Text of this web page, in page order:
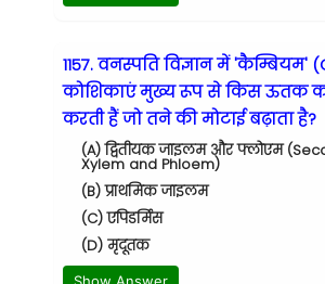
1157. वनस्पति विज्ञान में 'कैम्बियम'
कोशिकाएं मुख्य रूप से किस ऊतक का
करती हैं जो तने की मोटाई बढ़ाता है?
(A) द्वितीयक जाइलम और फ्लोएम
Xylem and Phloem)
(B) प्राथमिक जाइलम
(C) एपिडर्मिस
(D) मृदूतक